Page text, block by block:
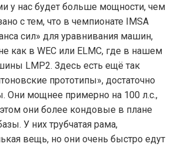
у нас будет больше мощности, чем
с тем, что в чемпионате IMSA
сил» для уравнивания машин,
как в WEC или ELMC, где в нашем
LMP2. Здесь есть ещё так
прототипы», достаточно
Они мощнее примерно на 100 л.с.,
они более кондовые в плане
У них трубчатая рама,
вещь, но они очень быстро едут